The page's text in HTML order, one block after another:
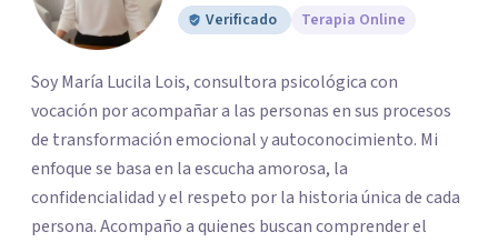
Verificado
Terapia Online
Soy María Lucila Lois, consultora psicológica con
vocación por acompañar a las personas en sus procesos
de transformación emocional y autoconocimiento. Mi
enfoque se basa en la escucha amorosa, la
confidencialidad y el respeto por la historia única de cada
persona. Acompaño a quienes buscan comprender el